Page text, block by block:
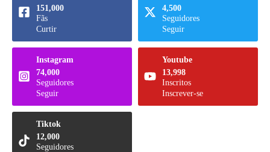
151,000
Fãs
Curtir
4,500
Seguidores
Seguir
Instagram
74,000
Seguidores
Seguir
Youtube
13,998
Inscritos
Inscrever-se
Tiktok
12,000
Seguidores